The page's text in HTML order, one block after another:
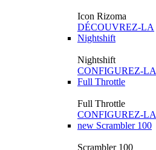
Icon Rizoma
DÉCOUVREZ-LA
Nightshift
Nightshift
CONFIGUREZ-LA
Full Throttle
Full Throttle
CONFIGUREZ-LA
new Scrambler 100
Scrambler 100